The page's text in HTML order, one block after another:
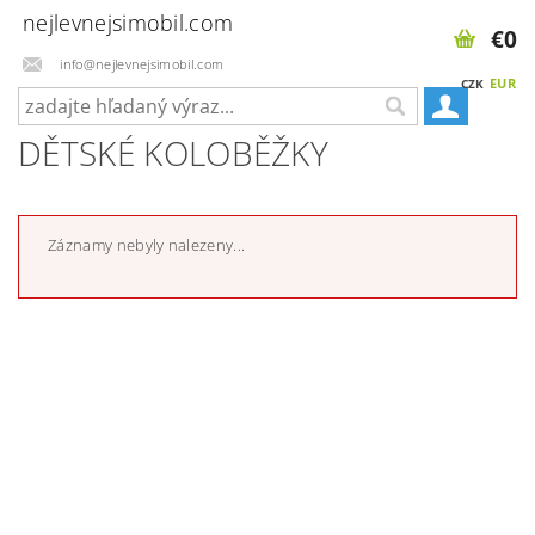
nejlevnejsimobil.com
info@nejlevnejsimobil.com
CZK EUR
€0
DĚTSKÉ KOLOBĚŽKY
Záznamy nebyly nalezeny...